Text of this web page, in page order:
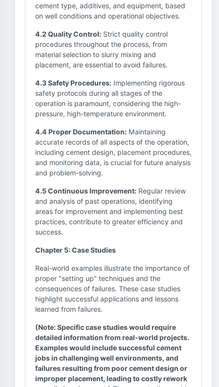
cement type, additives, and equipment, based
on well conditions and operational objectives.
4.2 Quality Control: Strict quality control
procedures throughout the process, from
material selection to slurry mixing and
placement, are essential to avoid failures.
4.3 Safety Procedures: Implementing rigorous
safety protocols during all stages of the
operation is paramount, considering the high-
pressure, high-temperature environment.
4.4 Proper Documentation: Maintaining
accurate records of all aspects of the operation,
including cement design, placement procedures,
and monitoring data, is crucial for future analysis
and problem-solving.
4.5 Continuous Improvement: Regular review
and analysis of past operations, identifying
areas for improvement and implementing best
practices, contribute to greater efficiency and
success.
Chapter 5: Case Studies
Real-world examples illustrate the importance of
proper "setting up" techniques and the
consequences of failures. These case studies
highlight successful applications and lessons
learned from failures.
(Note: Specific case studies would require
detailed information from real-world projects.
Examples would include successful cement
jobs in challenging well environments, and
failures resulting from poor cement design or
improper placement, leading to costly rework